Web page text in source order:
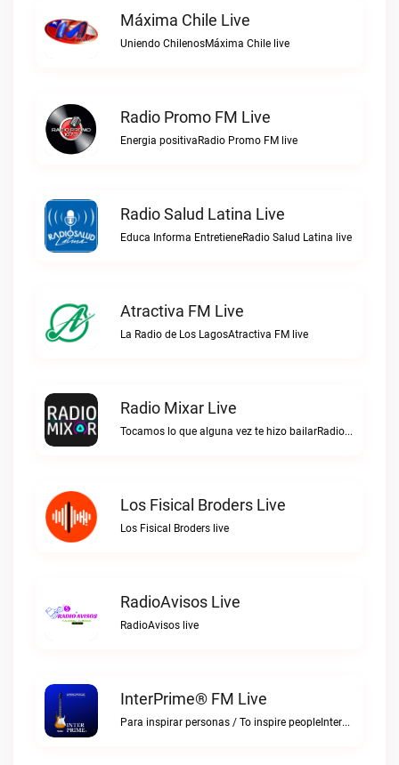
Máxima Chile Live
Uniendo ChilenosMáxima Chile live
Radio Promo FM Live
Energia positivaRadio Promo FM live
Radio Salud Latina Live
Educa Informa EntretieneRadio Salud Latina live
Atractiva FM Live
La Radio de Los LagosAtractiva FM live
Radio Mixar Live
Tocamos lo que alguna vez te hizo bailarRadio Mixar live
Los Fisical Broders Live
Los Fisical Broders live
RadioAvisos Live
RadioAvisos live
InterPrime® FM Live
Para inspirar personas / To inspire peopleInterPrime® FM live